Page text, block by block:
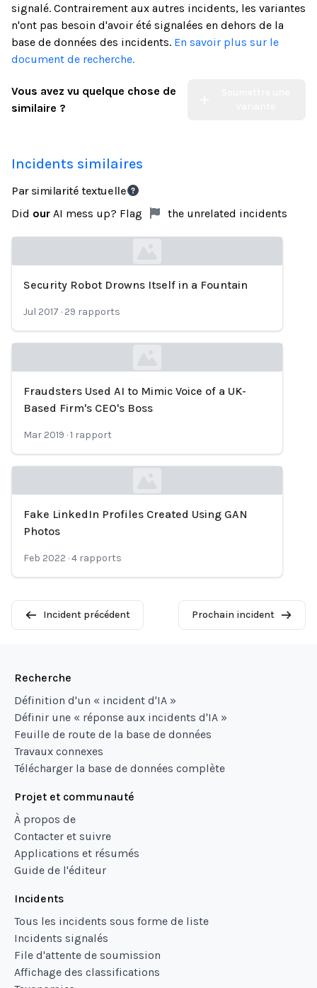
signalé. Contrairement aux autres incidents, les variantes
n'ont pas besoin d'avoir été signalées en dehors de la
base de données des incidents. En savoir plus sur le
document de recherche.
Vous avez vu quelque chose de
similaire ?
Incidents similaires
Par similarité textuelle
Did our AI mess up? Flag the unrelated incidents
Security Robot Drowns Itself in a Fountain
Jul 2017 · 29 rapports
Loading...
Fraudsters Used AI to Mimic Voice of a UK-
Based Firm's CEO's Boss
Mar 2019 ·1 rapport
Loading...
Fake LinkedIn Profiles Created Using GAN
Photos
Feb 2022 ·4 rapports
Incident précédent Prochain incident
Recherche
Définition d'un « incident d'IA »
Définir une « réponse aux incidents d'IA »
Feuille de route de la base de données
Travaux connexes
Télécharger la base de données complète
Projet et communauté
À propos de
Contacter et suivre
Applications et résumés
Guide de l'éditeur
Incidents
Tous les incidents sous forme de liste
Incidents signalés
File d'attente de soumission
Affichage des classifications